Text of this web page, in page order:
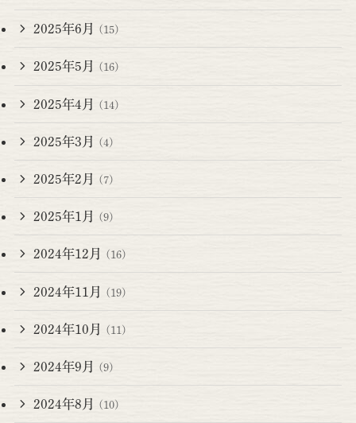
2025年6月 (15)
2025年5月 (16)
2025年4月 (14)
2025年3月 (4)
2025年2月 (7)
2025年1月 (9)
2024年12月 (16)
2024年11月 (19)
2024年10月 (11)
2024年9月 (9)
2024年8月 (10)